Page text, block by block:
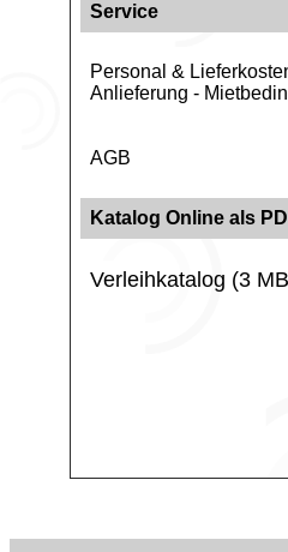
Service
Personal &
Anlieferung -
AGB
Katalog Online als
Verleihkatalog (3